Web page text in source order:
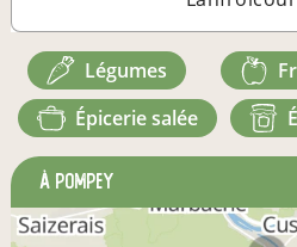
légumes
épicerie salée
à Pompey